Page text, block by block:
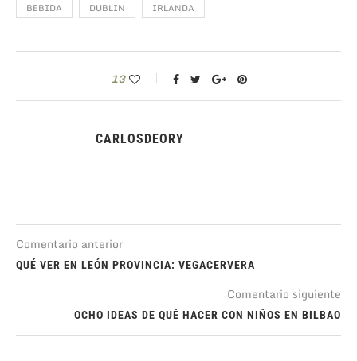
BEBIDA DUBLIN IRLANDA
13
CARLOSDEORY
Comentario anterior
QUÉ VER EN LEÓN PROVINCIA: VEGACERVERA
Comentario siguiente
OCHO IDEAS DE QUÉ HACER CON NIÑOS EN BILBAO